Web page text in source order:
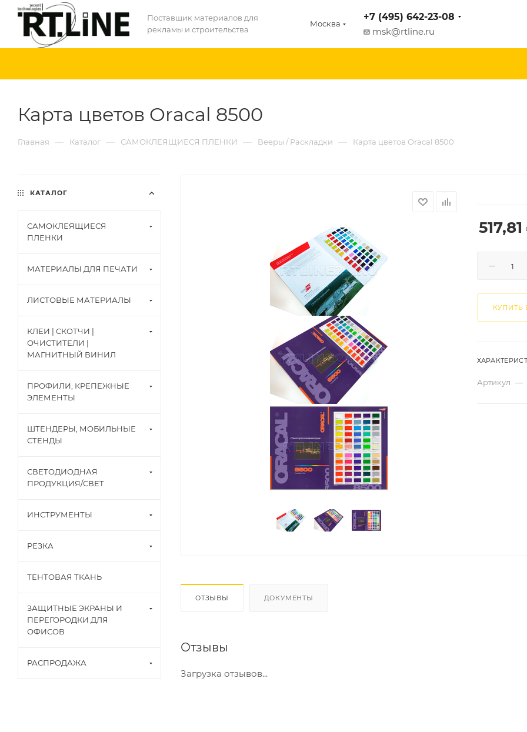
Поставщик материалов для
рекламы и строительства
Москва
+7 (495) 642-23-08
msk@rtline.ru
Карта цветов Oracal 8500
Главная — Каталог — САМОКЛЕЯЩИЕСЯ ПЛЕНКИ — Вееры / Раскладки — Карта цветов Oracal 8500
517,81
КУПИТЬ
Артикул —
ОТЗЫВЫ ДОКУМЕНТЫ
Отзывы
Загрузка отзывов...
КАТАЛОГ
САМОКЛЕЯЩИЕСЯ
ПЛЕНКИ
МАТЕРИАЛЫ ДЛЯ ПЕЧАТИ
ЛИСТОВЫЕ МАТЕРИАЛЫ
КЛЕИ | СКОТЧИ |
ОЧИСТИТЕЛИ |
МАГНИТНЫЙ ВИНИЛ
ПРОФИЛИ, КРЕПЕЖНЫЕ
ЭЛЕМЕНТЫ
ШТЕНДЕРЫ, МОБИЛЬНЫЕ
СТЕНДЫ
СВЕТОДИОДНАЯ
ПРОДУКЦИЯ/СВЕТ
ИНСТРУМЕНТЫ
РЕЗКА
ТЕНТОВАЯ ТКАНЬ
ЗАЩИТНЫЕ ЭКРАНЫ И
ПЕРЕГОРОДКИ ДЛЯ
ОФИСОВ
РАСПРОДАЖА